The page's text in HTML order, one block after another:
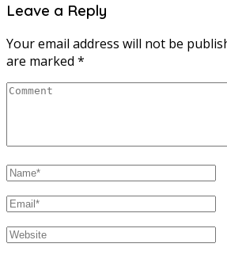
Leave a Reply
Your email address will not be
are marked *